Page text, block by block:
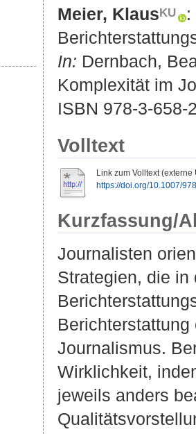
Meier, Klaus
:
In: Dernbach,
Komplexität im
ISBN 978-3-658-
Volltext
Link zum Volltext (externe
https://doi.org/10.1007/
Kurzfassung/
Journalisten
Strategien, die
Journalismus.
Wirklichkeit,
jeweils anders